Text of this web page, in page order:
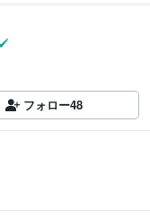
フォロー48